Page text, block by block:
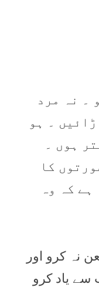
۔ نہ مرد
۔ ہو
ہوں ۔
کا
ہے کہ وہ
نہ کرو اور
سے یاد کرو